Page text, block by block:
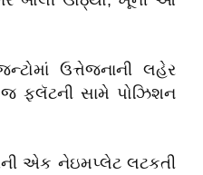
ઉત્તેજનાની લહેર
ફ્લૅટની સામે પોઝિશન
એક નેઇમપ્લેટ લટકતી